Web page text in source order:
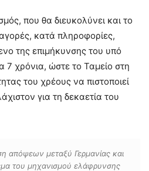
που θα διευκολύνει και το
κατά πληροφορίες,
της επιμήκυνσης του υπό
7 χρόνια, ώστε το Ταμείο στη
του χρέους να πιστοποιεί
για τη δεκαετία του
απόψεων μεταξύ Γερμανίας και
του μηχανισμού ελάφρυνσης